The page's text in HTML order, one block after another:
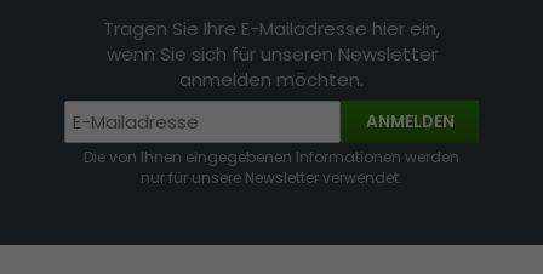
Tragen Sie Ihre E-Mailadresse hier ein,
wenn Sie sich für unseren Newsletter
anmelden möchten.
ANMELDEN
Die von Ihnen eingegebenen Informationen werden
nur für unsere Newsletter verwendet.